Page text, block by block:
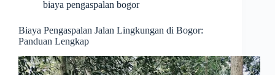
biaya pengaspalan bogor
Biaya Pengaspalan Jalan Lingkungan di Bogor:
Panduan Lengkap